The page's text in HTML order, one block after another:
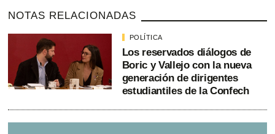
NOTAS RELACIONADAS
POLÍTICA
Los reservados diálogos de
Boric y Vallejo con la nueva
generación de dirigentes
estudiantiles de la Confech